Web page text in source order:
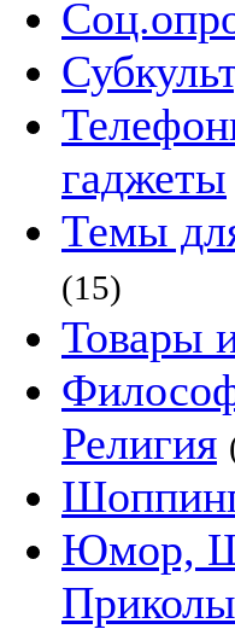
гаджеты
Темы
(15)
Товары
Религия
Юмор,
Приколы